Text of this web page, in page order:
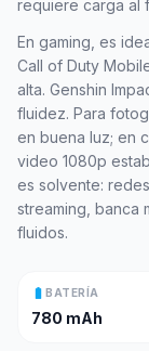
requiere carga al
En gaming, es
Call of Duty
alta. Genshin
fluidez. Para
en buena luz; en
video 1080p
es solvente:
streaming, banca
fluidos.
battery_full BATERÍA
780 mAh